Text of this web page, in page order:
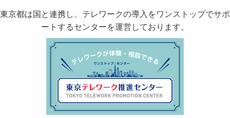
東京都は国と連携し、テレワークの導入をワンストップでサポ
ートするセンターを運営しております。